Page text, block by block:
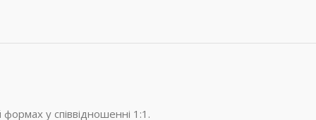
у співвідношенні 1:1.